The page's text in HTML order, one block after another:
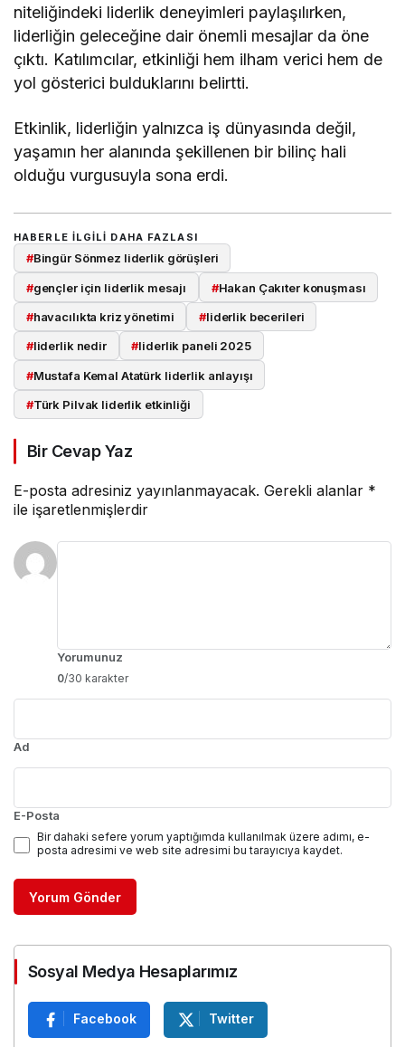
niteliğindeki liderlik deneyimleri paylaşılırken,
liderliğin geleceğine dair önemli mesajlar da öne
çıktı. Katılımcılar, etkinliği hem ilham verici hem de
yol gösterici bulduklarını belirtti.
Etkinlik, liderliğin yalnızca iş dünyasında değil,
yaşamın her alanında şekillenen bir bilinç hali
olduğu vurgusuyla sona erdi.
HABERLE ILGILI DAHA FAZLASI
#Bingür Sönmez liderlik görüşleri
#gençler için liderlik mesajı #Hakan Çakıter konuşması
#havacılıkta kriz yönetimi #liderlik becerileri
#liderlik nedir #liderlik paneli 2025
#Mustafa Kemal Atatürk liderlik anlayışı
#Türk Pilvak liderlik etkinliği
Bir Cevap Yaz
E-posta adresiniz yayınlanmayacak. Gerekli alanlar *
ile işaretlenmişlerdir
Yorumunuz
0/30 karakter
Ad
E-Posta
Bir dahaki sefere yorum yaptığımda kullanılmak üzere adımı, e-
posta adresimi ve web site adresimi bu tarayıcıya kaydet.
Yorum Gönder
Sosyal Medya Hesaplarımız
Facebook Twitter